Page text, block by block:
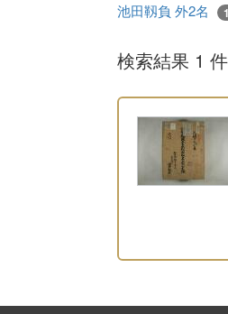
池田靱負 外2名 1
検索結果 1 件